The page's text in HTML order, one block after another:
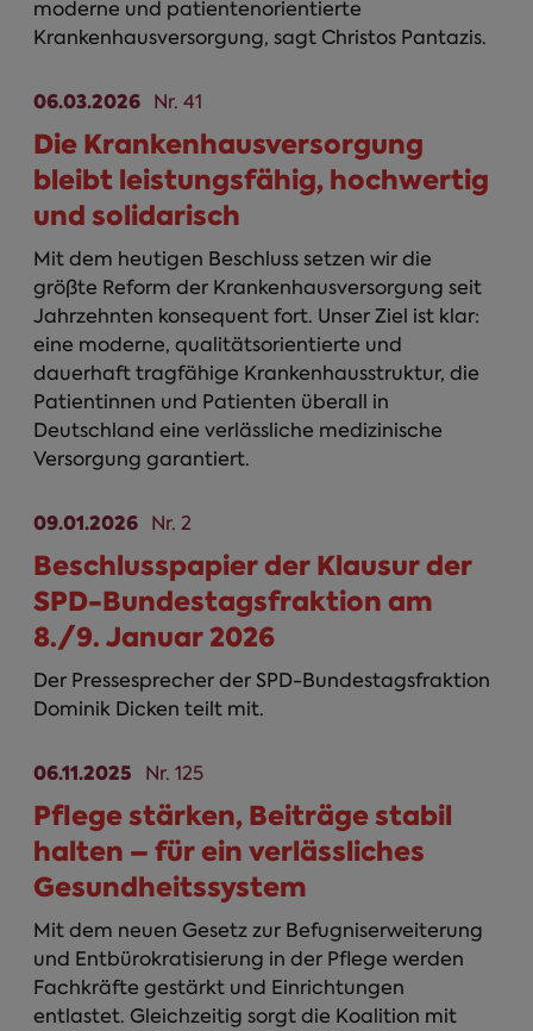
moderne und patientenorientierte
Krankenhausversorgung, sagt Christos Pantazis.
06.03.2026 Nr. 41
Die Krankenhausversorgung
bleibt leistungsfähig, hochwertig
und solidarisch
Mit dem heutigen Beschluss setzen wir die
größte Reform der Krankenhausversorgung seit
Jahrzehnten konsequent fort. Unser Ziel ist klar:
eine moderne, qualitätsorientierte und
dauerhaft tragfähige Krankenhausstruktur, die
Patientinnen und Patienten überall in
Deutschland eine verlässliche medizinische
Versorgung garantiert.
09.01.2026 Nr. 2
Beschlusspapier der Klausur der
SPD-Bundestagsfraktion am
8./9. Januar 2026
Der Pressesprecher der SPD-Bundestagsfraktion
Dominik Dicken teilt mit.
06.11.2025 Nr. 125
Pflege stärken, Beiträge stabil
halten – für ein verlässliches
Gesundheitssystem
Mit dem neuen Gesetz zur Befugniserweiterung
und Entbürokratisierung in der Pflege werden
Fachkräfte gestärkt und Einrichtungen
entlastet. Gleichzeitig sorgt die Koalition mit